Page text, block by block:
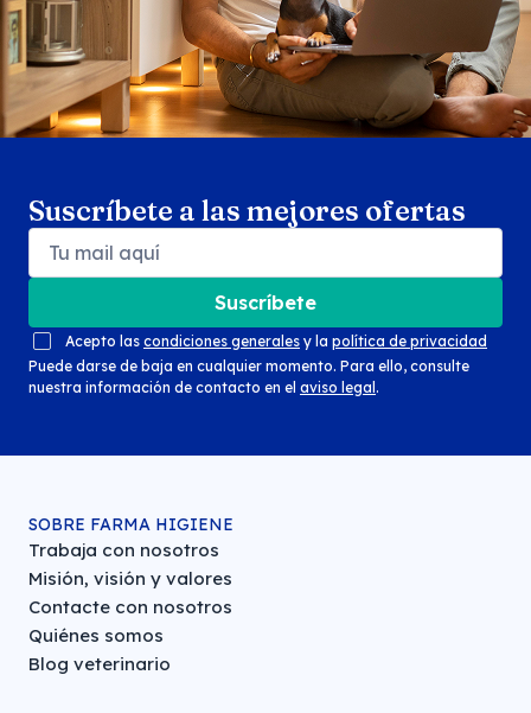
Suscríbete a las mejores ofertas
Suscríbete
Acepto las condiciones generales y la política de privacidad
Puede darse de baja en cualquier momento. Para ello, consulte
nuestra información de contacto en el aviso legal .
SOBRE FARMA HIGIENE
Trabaja con nosotros
Misión, visión y valores
Contacte con nosotros
Quiénes somos
Blog veterinario